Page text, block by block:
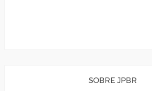
SOBRE JPBR